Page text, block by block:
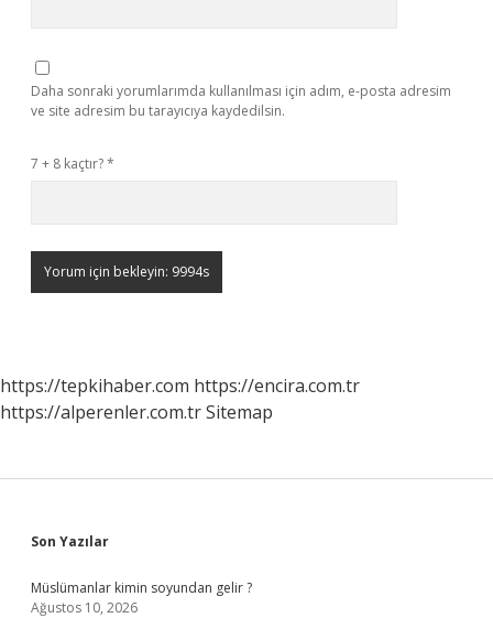
Daha sonraki yorumlarımda kullanılması için adım, e-posta adresim
ve site adresim bu tarayıcıya kaydedilsin.
7 + 8 kaçtır?*
https://tepkihaber.com https://encira.com.tr
https://alperenler.com.trSitemap
Sidebar
Son Yazılar
Müslümanlar kimin soyundan gelir ?
Ağustos 10, 2026